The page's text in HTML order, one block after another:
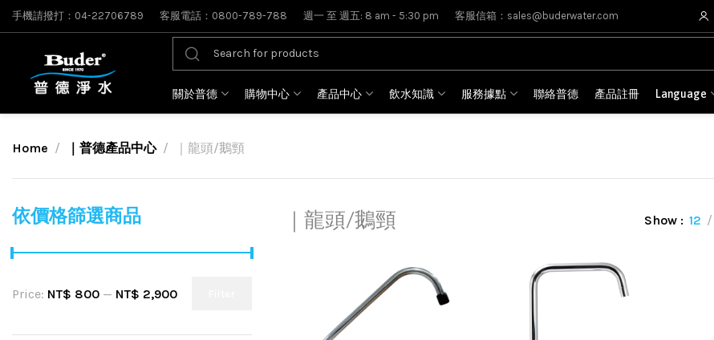
手機請撥打：04-22706789 客服電話：0800-789-788 週一 至 週五: 8 am - 5:30 pm 客服信箱：sales@buderwater.com
關於普德 購物中心 產品中心 飲水知識 服務據點 聯絡普德 產品註冊 Language
Home ｜普德產品中心 ｜龍頭/鵝頸
依價格篩選商品
Price: NT$ 800 — NT$ 2,900
｜龍頭/鵝頸 Show 12